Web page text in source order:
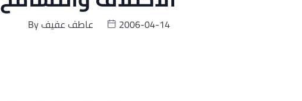
Byعاطف عفيف 2006-04-14